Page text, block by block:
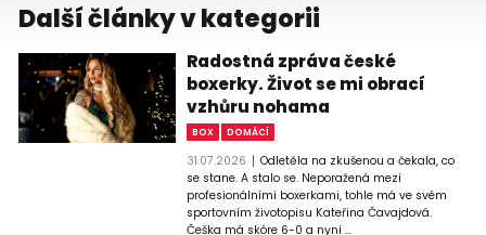
Další články v kategorii
Radostná zpráva české
boxerky. Život se mi obrací
vzhůru nohama
BOX DOMÁCÍ
31.07.2026
Odletěla na zkušenou a čekala, co
se stane. A stalo se. Neporažená mezi
profesionálními boxerkami, tohle má ve svém
sportovním životopisu Kateřina Čavajdová.
Češka má skóre 6-0 a nyní ...